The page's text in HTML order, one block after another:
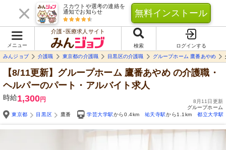
スカウトや選考の連絡を
通知でお知らせ
無料インストール
メニュー
介護･医療求人サイト
検索
ログインする
みんジョブ
介護職 東京都の介護職 目黒区の介護職 グループホーム 鷹番あやめ
【8/11更新】グループホーム 鷹番あやめの介護職・
ヘルパーのパート・アルバイト求人
時給1,300円
8月11日更新
グループホーム
東京都
目黒区 鷹番 学芸大学駅から0.4km 祐天寺駅から1.1km 都立大学駅